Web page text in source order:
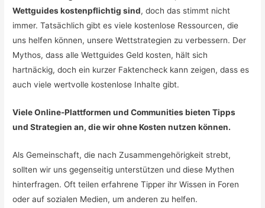
Wettguides kostenpflichtig sind, doch das stimmt nicht
immer. Tatsächlich gibt es viele kostenlose Ressourcen, die
uns helfen können, unsere Wettstrategien zu verbessern. Der
Mythos, dass alle Wettguides Geld kosten, hält sich
hartnäckig, doch ein kurzer Faktencheck kann zeigen, dass es
auch viele wertvolle kostenlose Inhalte gibt.
Viele Online-Plattformen und Communities bieten Tipps
und Strategien an, die wir ohne Kosten nutzen können.
Als Gemeinschaft, die nach Zusammengehörigkeit strebt,
sollten wir uns gegenseitig unterstützen und diese Mythen
hinterfragen. Oft teilen erfahrene Tipper ihr Wissen in Foren
oder auf sozialen Medien, um anderen zu helfen.